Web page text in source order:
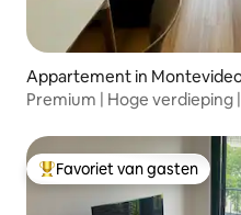
Appartement in
Premium | Hoge verdieping
Topfavoriet van gasten
Favoriet van gasten